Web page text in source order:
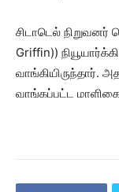
சிடாடெல் நிறுவனர்
Griffin))
வாங்கியிருந்தார்.
வாங்கப்பட்ட